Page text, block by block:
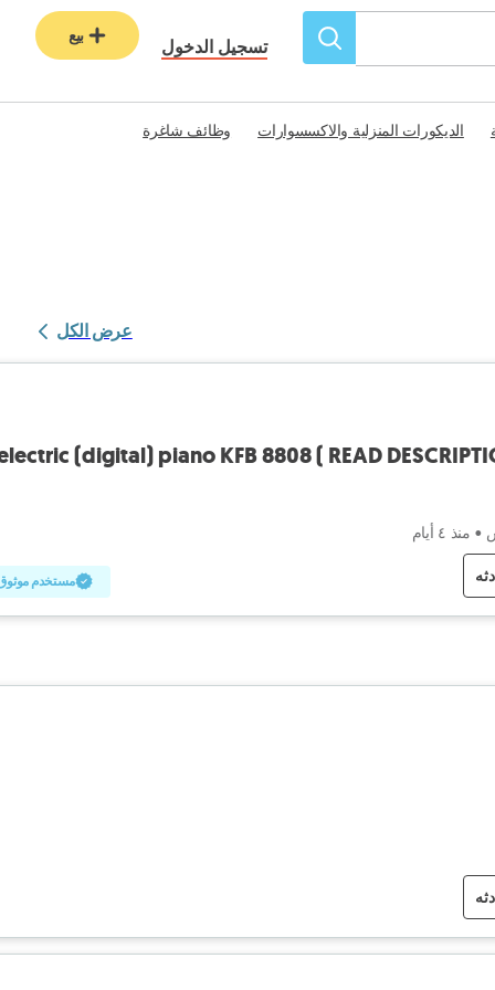
تسجيل الدخول
بيع
الديكورات المنزلية والاكسسوارات
وظائف شاغرة
عرض الكل
(digital) piano KFB 8808 ( READ
• منذ ٤ أيام
مستخدم